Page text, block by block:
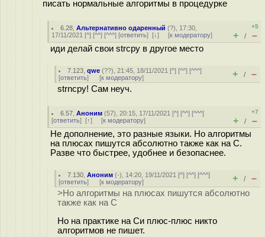
писать нормальные алгоритмы в процедурке
6.28 ,Альтернативно одаренный (?), 17:30,
17/11/2021 [^] [^^] [^^^] [ответить] [↓] [к модератору]
+5
+ / –
иди делай свои strcpy в другое место
7.123 ,qwe (??), 21:45, 18/11/2021 [^] [^^] [^^^]
[ответить] [к модератору] + / –
strncpy! Сам неуч.
6.57 ,Аноним (57), 20:15, 17/11/2021 [^] [^^] [^^^]
[ответить] [↑] [к модератору]
+7
+ / –
Не дополнение, это разные языки. Но алгоритмы
на плюсах пишутся абсолютно также как на C.
Разве что быстрее, удобнее и безопаснее.
7.130 ,Аноним (-), 14:20, 19/11/2021 [^] [^^] [^^^]
[ответить] [к модератору] + / –
>Но алгоритмы на плюсах пишутся абсолютно
также как на C
Но на практике на Си плюс-плюс никто
алгоритмов не пишет.